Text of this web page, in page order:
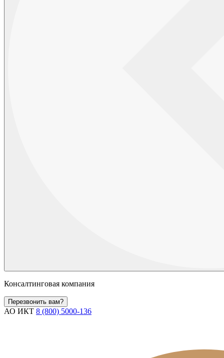
Консалтинговая компания
Перезвонить вам?
АО ИКТ 8 (800) 5000-136